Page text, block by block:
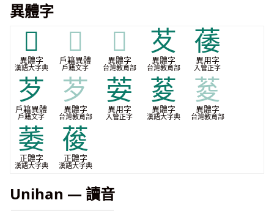
異體字
𦯩
異體字
漢語大字典
𦯩
戶籍異體
戶籍文字
𦯩
異體字
台灣教育部
䒘
異體字
台灣教育部
䔀
異用字
入管正字
芕
戶籍異體
戶籍文字
芕
異體字
台灣教育部
荌
異用字
入管正字
荾
異體字
漢語大字典
荾
異體字
台灣教育部
萎
正體字
漢語大字典
葰
正體字
漢語大字典
Unihan — 讀音